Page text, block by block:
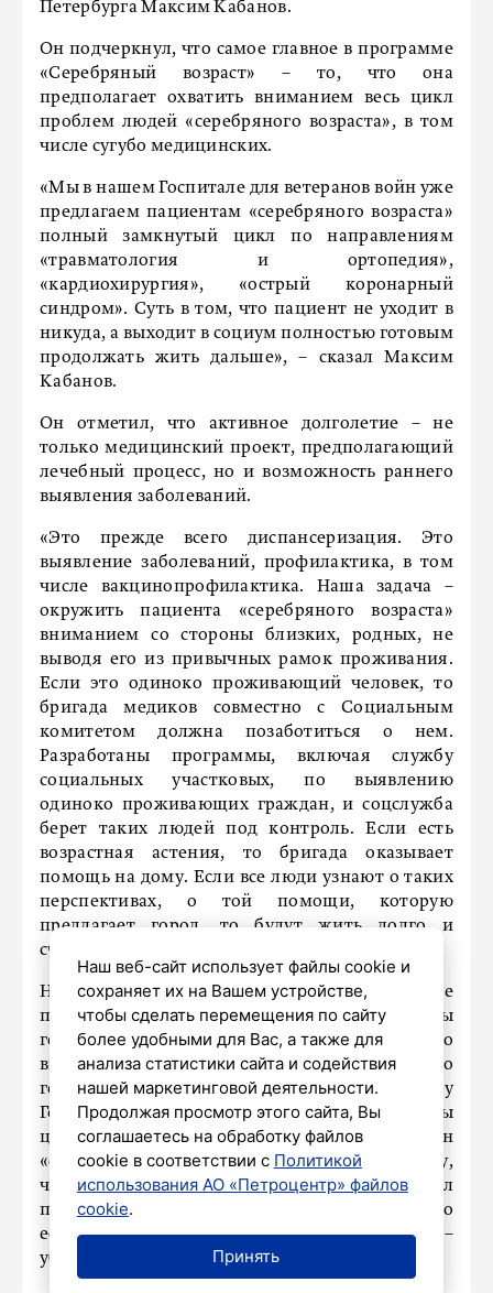
Петербурга Максим Кабанов.
Он подчеркнул, что самое главное в программе
«Серебряный возраст» – то, что она
предполагает охватить вниманием весь цикл
проблем людей «серебряного возраста», в том
числе сугубо медицинских.
«Мы в нашем Госпитале для ветеранов войн уже
предлагаем пациентам «серебряного возраста»
полный замкнутый цикл по направлениям
«травматология и ортопедия»,
«кардиохирургия», «острый коронарный
синдром». Суть в том, что пациент не уходит в
никуда, а выходит в социум полностью готовым
продолжать жить дальше», – сказал Максим
Кабанов.
Он отметил, что активное долголетие – не
только медицинский проект, предполагающий
лечебный процесс, но и возможность раннего
выявления заболеваний.
«Это прежде всего диспансеризация. Это
выявление заболеваний, профилактика, в том
числе вакцинопрофилактика. Наша задача –
окружить пациента «серебряного возраста»
вниманием со стороны близких, родных, не
выводя его из привычных рамок проживания.
Если это одиноко проживающий человек, то
бригада медиков совместно с Социальным
комитетом должна позаботиться о нем.
Разработаны программы, включая службу
социальных участковых, по выявлению
одиноко проживающих граждан, и соцслужба
берет таких людей под контроль. Если есть
возрастная астения, то бригада оказывает
помощь на дому. Если все люди узнают о таких
перспективах, о той помощи, которую
предлагает город, то будут жить долго и
счастливо», – убежден Максим Кабанов.
Начальник Госпиталя для ветеранов войн также
поделился своей мечтой – создать центры
гериатрической медицины. «Моя мечта – это
внимание к пожилым. Мы говорим не просто о
гериатрии. Моя мечта – чтобы по примеру
Госпиталя для ветеранов войн были созданы
центры гериатрической медицины для граждан
«серебряного возраста» по замкнутому циклу,
чтобы пациент, попав в стационар, получил
помощь без поиска врачей, специалистов. То
есть это должна быть помощь в одном окне», –
убежден врач.
Наш веб-сайт использует файлы cookie и
сохраняет их на Вашем устройстве,
чтобы сделать перемещения по сайту
более удобными для Вас, а также для
анализа статистики сайта и содействия
нашей маркетинговой деятельности.
Продолжая просмотр этого сайта, Вы
соглашаетесь на обработку файлов
cookie в соответствии с Политикой
использования АО «Петроцентр» файлов
cookie.
Принять